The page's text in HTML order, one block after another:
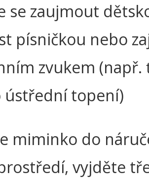
se zaujmout
písničkou nebo
zvukem (např.
ústřední topení)
miminko do
vyjděte